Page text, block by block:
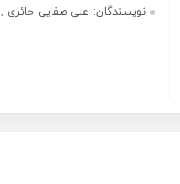
نویسندگان: علی صفایی حائری ,